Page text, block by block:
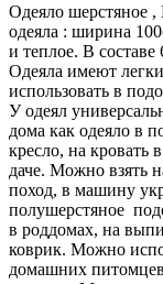
Одеяло шерстяное
одеяла : ширина
и теплое. В
Одеяла имеют
использовать в
У одеял
дома как одеяло в
кресло, на кровать
даче. Можно взять
поход, в машину
полушерстяное
в роддомах, на
коврик. Можно
домашних